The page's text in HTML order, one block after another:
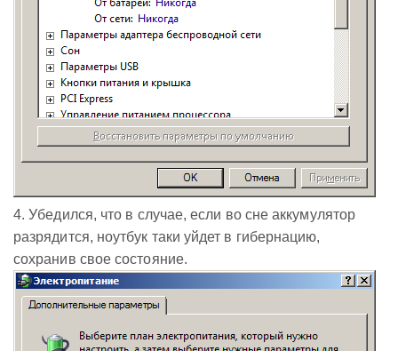
4. Убедился, что в случае, если во сне аккумулятор
разрядится, ноутбук таки уйдет в гибернацию,
сохранив свое состояние.